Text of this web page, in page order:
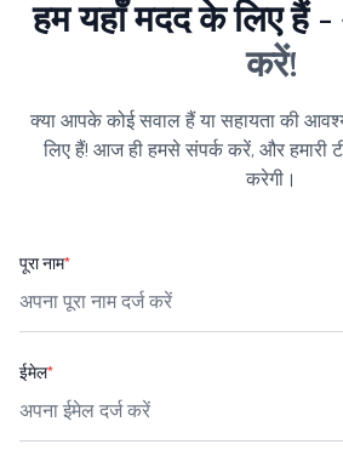
हम यहाँ मदद के लिए हैं -
करें!
क्या आपके कोई सवाल हैं या सहायता की
लिए हैं! आज ही हमसे संपर्क करें, और हमारी
करेगी।
पूरा नाम*
ईमेल*